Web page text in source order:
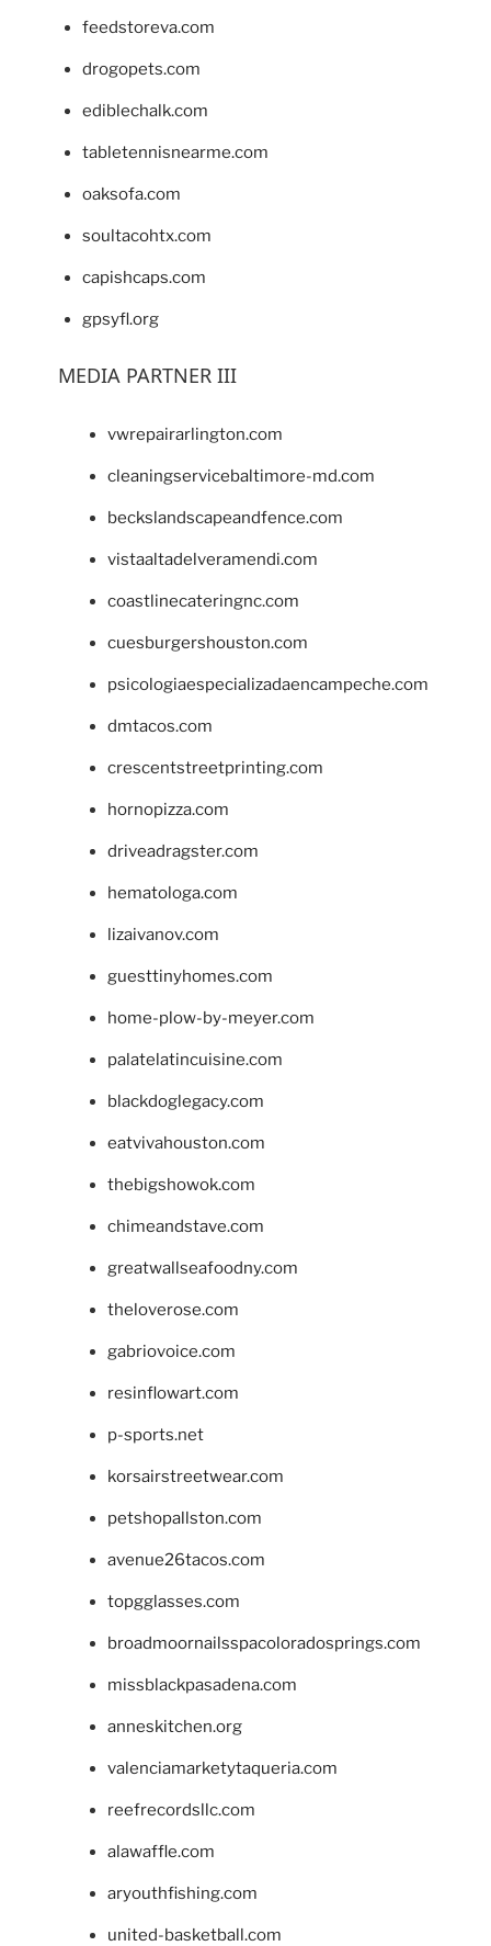
feedstoreva.com
drogopets.com
ediblechalk.com
tabletennisnearme.com
oaksofa.com
soultacohtx.com
capishcaps.com
gpsyfl.org
MEDIA PARTNER III
vwrepairarlington.com
cleaningservicebaltimore-md.com
beckslandscapeandfence.com
vistaaltadelveramendi.com
coastlinecateringnc.com
cuesburgershouston.com
psicologiaespecializadaencampeche.com
dmtacos.com
crescentstreetprinting.com
hornopizza.com
driveadragster.com
hematologa.com
lizaivanov.com
guesttinyhomes.com
home-plow-by-meyer.com
palatelatincuisine.com
blackdoglegacy.com
eatvivahouston.com
thebigshowok.com
chimeandstave.com
greatwallseafoodny.com
theloverose.com
gabriovoice.com
resinflowart.com
p-sports.net
korsairstreetwear.com
petshopallston.com
avenue26tacos.com
topgglasses.com
broadmoornailsspacoloradosprings.com
missblackpasadena.com
anneskitchen.org
valenciamarketytaqueria.com
reefrecordsllc.com
alawaffle.com
aryouthfishing.com
united-basketball.com